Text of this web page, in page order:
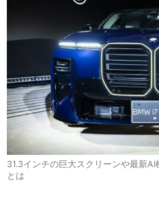
31.3インチの巨大スクリーンや最新AI
とは